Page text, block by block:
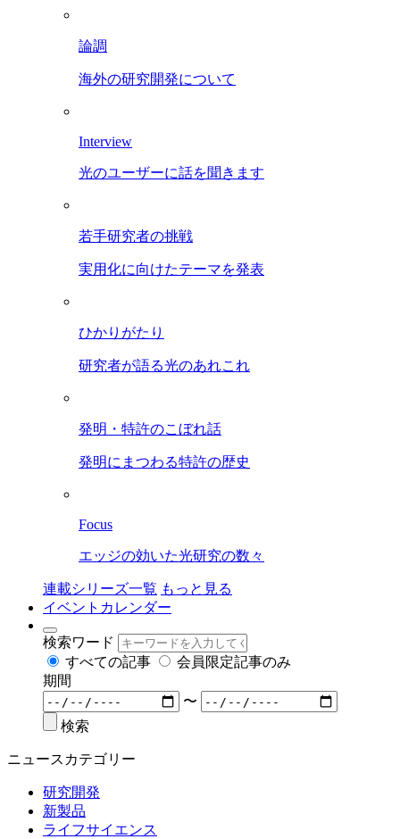
論調
海外の研究開発について
Interview
光のユーザーに話を聞きます
若手研究者の挑戦
実用化に向けたテーマを発表
ひかりがたり
研究者が語る光のあれこれ
発明・特許のこぼれ話
発明にまつわる特許の歴史
Focus
エッジの効いた光研究の数々
連載シリーズ一覧 もっと見る
イベントカレンダー
検索ワード
すべての記事
会員限定記事のみ
期間
〜
検索
ニュースカテゴリー
研究開発
新製品
ライフサイエンス